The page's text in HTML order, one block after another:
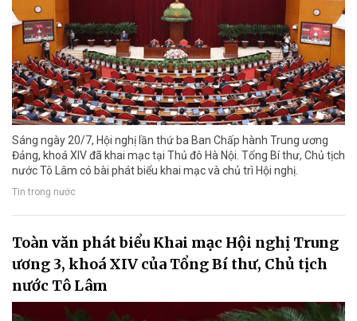
Sáng ngày 20/7, Hội nghị lần thứ ba Ban Chấp hành Trung ương
Đảng, khoá XIV đã khai mạc tại Thủ đô Hà Nội. Tổng Bí thư, Chủ tịch
nước Tô Lâm có bài phát biểu khai mạc và chủ trì Hội nghị.
Tin trong nước
Toàn văn phát biểu Khai mạc Hội nghị Trung
ương 3, khoá XIV của Tổng Bí thư, Chủ tịch
nước Tô Lâm